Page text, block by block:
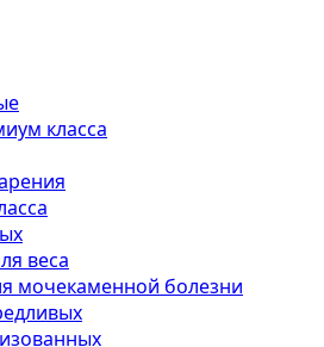
класса
веса
мочекаменной болезни